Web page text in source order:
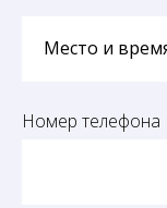
Номер телефона